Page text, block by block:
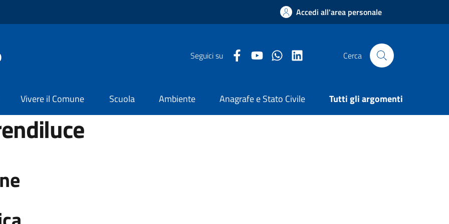
Accedi all'area personale
Seguici su Facebook Comune di Arezzo
Youtube Comune di Arezzo
Twitter Comune di Arezzo
LinkedIn Comune di Arezzo
Cerca
Vivere il Comune Scuola Ambiente Anagrafe e Stato Civile Tutti gli argomenti